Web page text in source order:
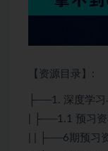
【资源目录】:
├──1. 深度学
| ├──1.1 预习
| | ├──6期预习